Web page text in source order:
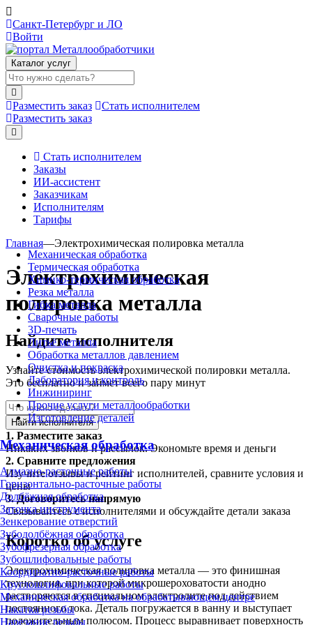
Санкт-Петербург и ЛО
Войти
Каталог услуг
Разместить заказ
Стать исполнителем
Разместить заказ
Стать исполнителем
Заказы
ИИ-ассистент
Заказчикам
Исполнителям
Тарифы
Механическая обработка
Термическая обработка
Химико-термическая обработка
Резка металла
Гибка металла
Сварочные работы
3D-печать
Литьё металла
Обработка металлов давлением
Очистка и покраска
Лаборатория и контроль
Инжиниринг
Прочие услуги металлообработки
Изготовление деталей
Механическая обработка
Алмазно-расточные работы
Горизонтально-расточные работы
Долбёжная обработка
Заточка инструмента
Зенкерование отверстий
Зубодолбёжная обработка
Зубофрезерная обработка
Зубошлифовальные работы
Координатно-расточные работы
Круглошлифовальные работы
Механическая обработка на обрабатывающем центре
Накатка резьбы
Нарезание резьбы
Главная—Электрохимическая полировка металла
Электрохимическая
полировка металла
Найдите исполнителя
Узнайте стоимость электрохимической полировки металла.
Это бесплатно и займет всего пару минут
Найти исполнителя
1. Разместите заказ
Никаких звонков и рассылок. Экономьте время и деньги
2. Сравните предложения
Изучите отзывы и рейтинг исполнителей, сравните условия и
цены
3.Договоритесь напрямую
Связывайтесь с исполнителями и обсуждайте детали заказа
Коротко об услуге
Электрохимическая полировка металла — это финишная
технология, при которой микрошероховатости анодно
растворяются в специальном электролите под действием
постоянного тока. Деталь погружается в ванну и выступает
положительным полюсом. Процесс выравнивает поверхность